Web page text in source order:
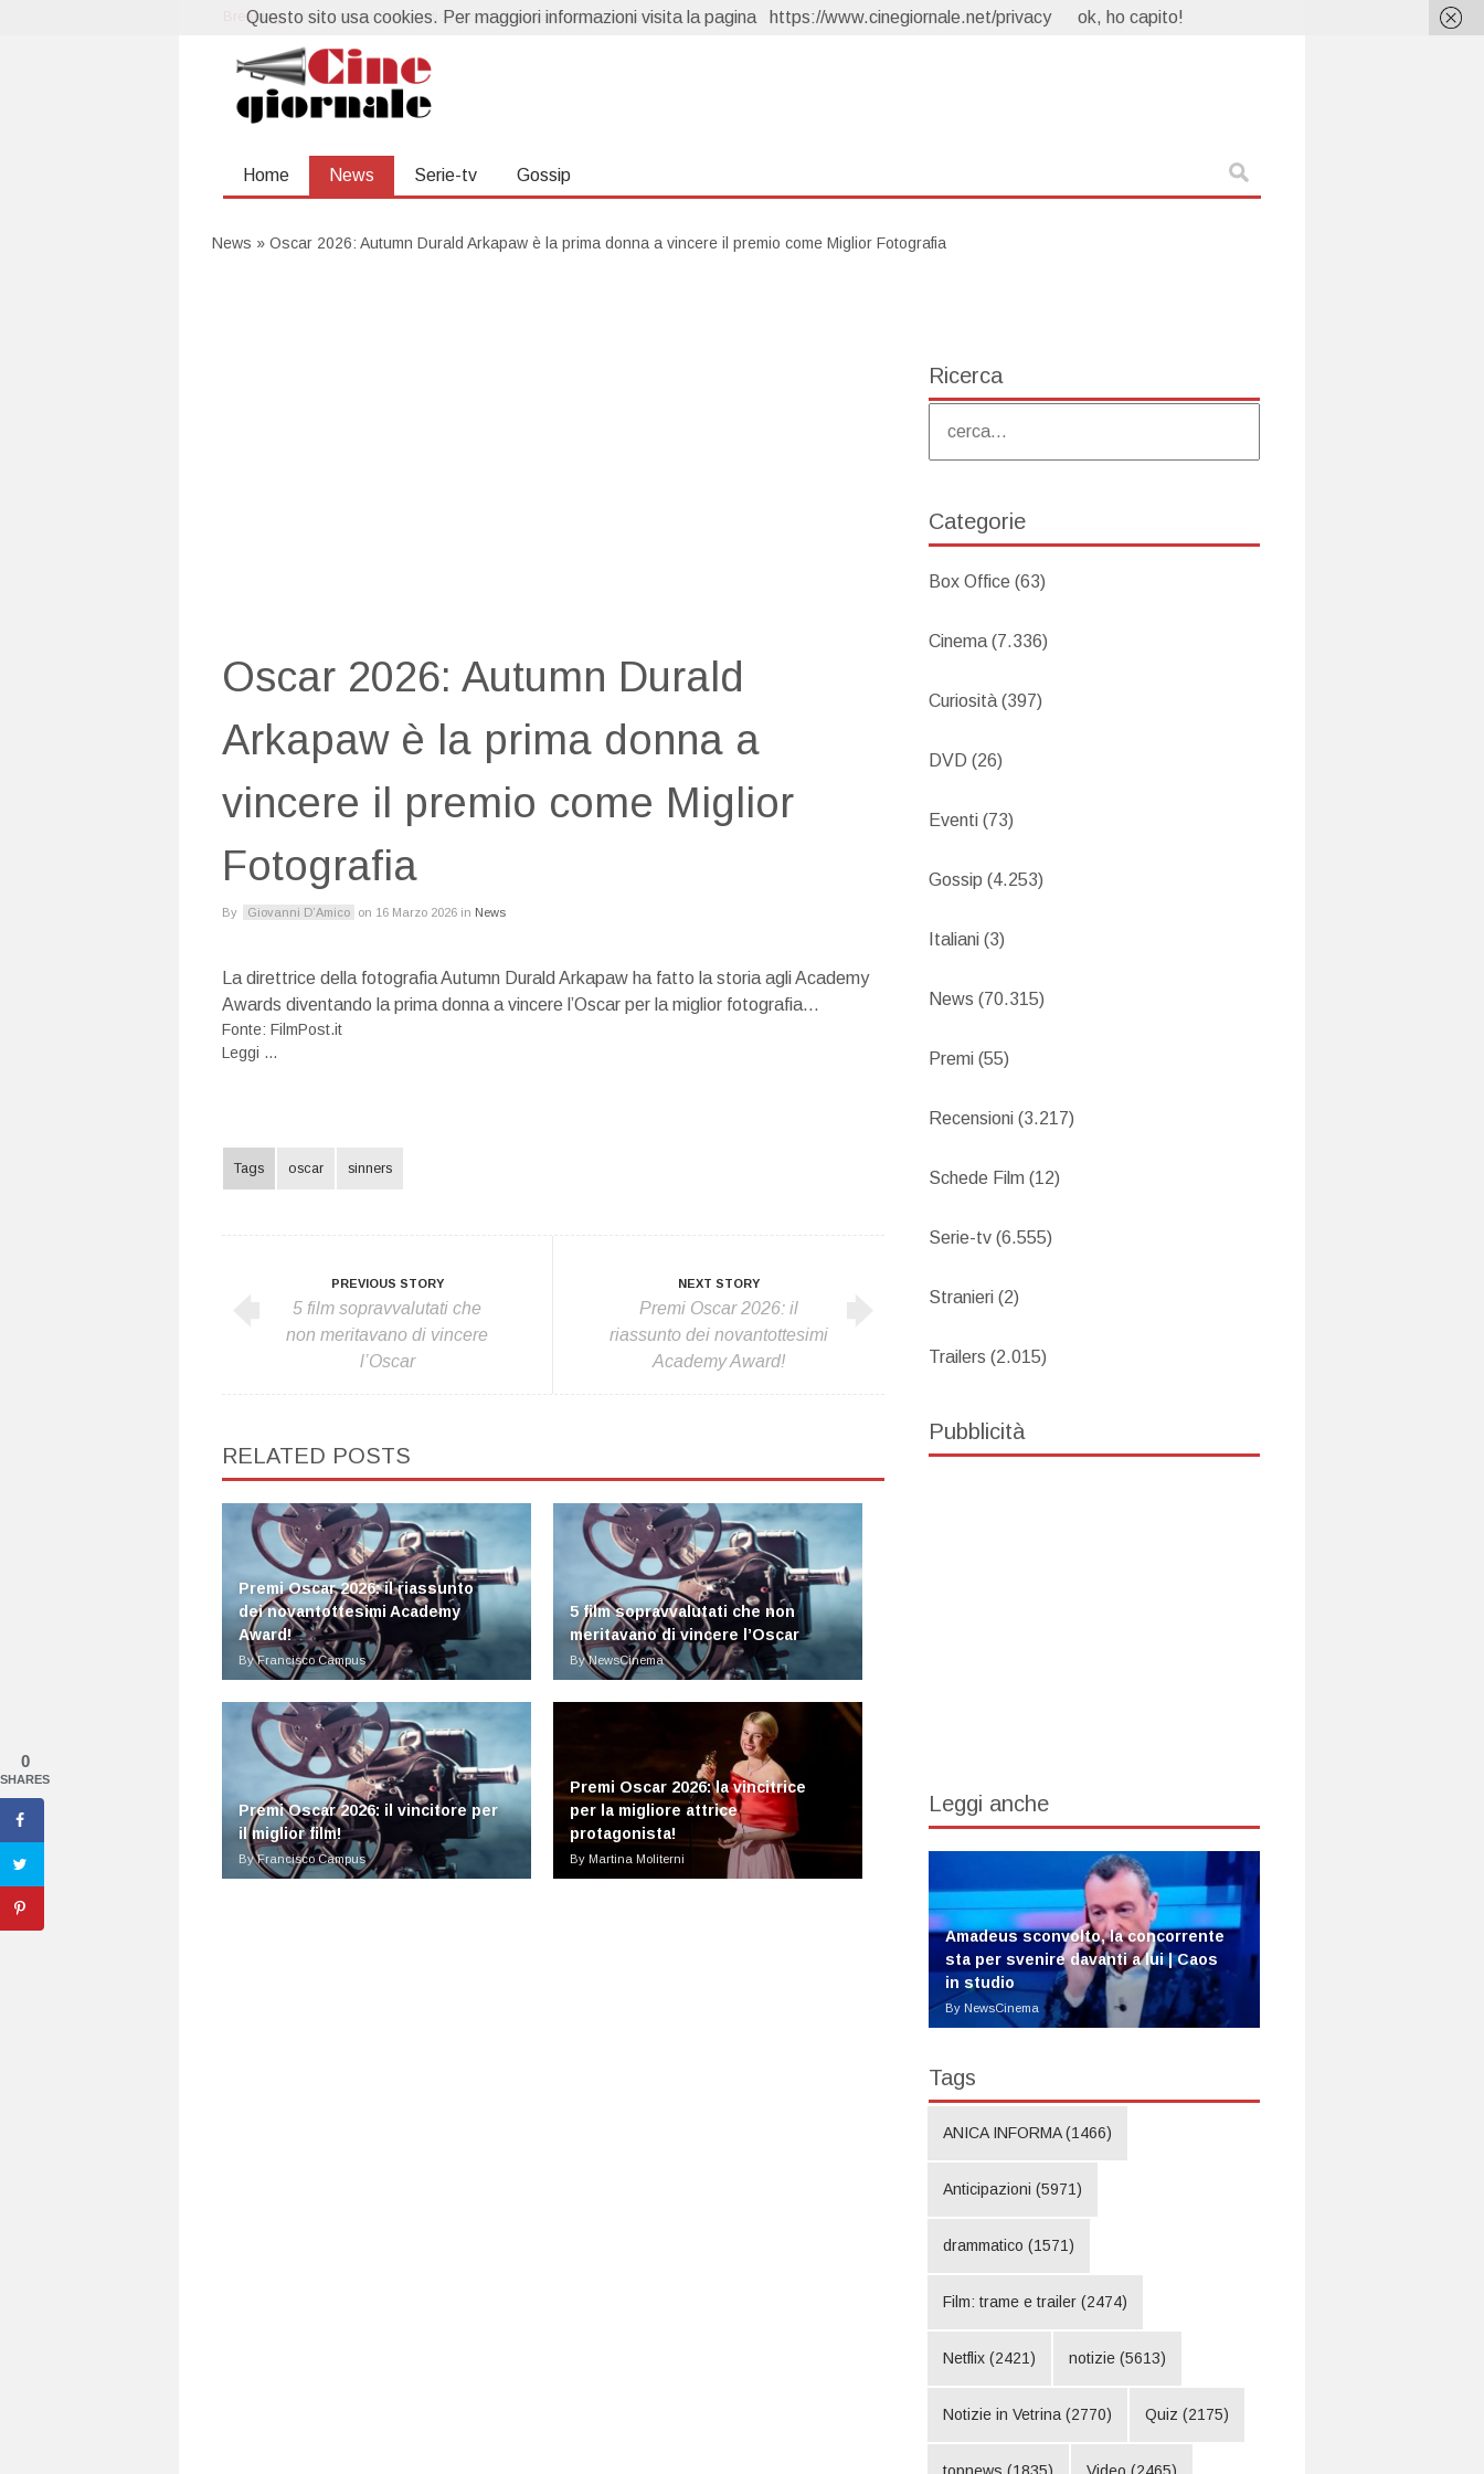
Breaking:
Un Posto al Sole, anticipazioni 7 agosto: Clara scopre tutto
Home News Serie-tv Gossip
News » Oscar 2026: Autumn Durald Arkapaw è la prima donna a vincere il premio come Miglior Fotografia
Oscar 2026: Autumn Durald
Arkapaw è la prima donna a
vincere il premio come Miglior
Fotografia
By Giovanni D’Amico on 16 Marzo 2026 in News
La direttrice della fotografia Autumn Durald Arkapaw ha fatto la storia agli Academy
Awards diventando la prima donna a vincere l’Oscar per la miglior fotografia…
Fonte: FilmPost.it
Leggi ...
Tags oscar sinners
PREVIOUS STORY
5 film sopravvalutati che
non meritavano di vincere
l’Oscar
NEXT STORY
Premi Oscar 2026: il
riassunto dei novantottesimi
Academy Award!
RELATED POSTS
Premi Oscar 2026: il riassunto
dei novantottesimi Academy
Award!
By Francisco Campus
5 film sopravvalutati che non
meritavano di vincere l’Oscar
By NewsCinema
Premi Oscar 2026: il vincitore per
il miglior film!
By Francisco Campus
Premi Oscar 2026: la vincitrice
per la migliore attrice
protagonista!
By Martina Moliterni
Ricerca
Categorie
Box Office (63)
Cinema (7.336)
Curiosità (397)
DVD (26)
Eventi (73)
Gossip (4.253)
Italiani (3)
News (70.315)
Premi (55)
Recensioni (3.217)
Schede Film (12)
Serie-tv (6.555)
Stranieri (2)
Trailers (2.015)
Pubblicità
Leggi anche
Amadeus sconvolto, la concorrente
sta per svenire davanti a lui | Caos
in studio
By NewsCinema
Tags
ANICA INFORMA(1466)
Anticipazioni (5971)
drammatico (1571)
Film: trame e trailer (2474)
Netflix (2421) notizie (5613)
Notizie in Vetrina (2770) Quiz (2175)
0
SHARES
Questo sito usa cookies. Per maggiori informazioni visita la pagina https://www.cinegiornale.net/privacy ok, ho capito!